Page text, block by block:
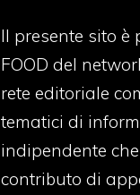
Il presente sito è
FOOD del
rete editoriale
tematici di
indipendente
contributo di